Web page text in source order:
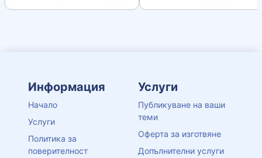
Информация
Начало
Услуги
Политика за
поверителност
Услуги
Публикуване на ваши
теми
Оферта за изготвяне
Допълнителни услуги